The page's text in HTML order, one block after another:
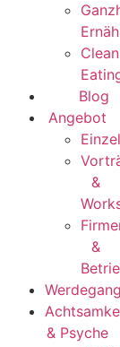
Clean
Blog
Angebot
&
&
& Psyche